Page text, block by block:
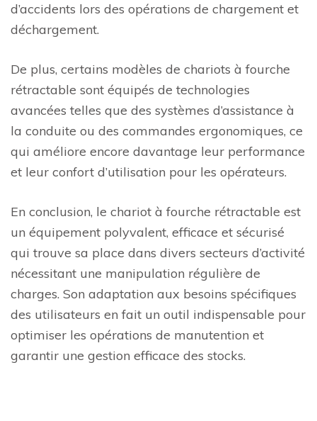
d’accidents lors des opérations de chargement et
déchargement.
De plus, certains modèles de chariots à fourche
rétractable sont équipés de technologies
avancées telles que des systèmes d’assistance à
la conduite ou des commandes ergonomiques, ce
qui améliore encore davantage leur performance
et leur confort d’utilisation pour les opérateurs.
En conclusion, le chariot à fourche rétractable est
un équipement polyvalent, efficace et sécurisé
qui trouve sa place dans divers secteurs d’activité
nécessitant une manipulation régulière de
charges. Son adaptation aux besoins spécifiques
des utilisateurs en fait un outil indispensable pour
optimiser les opérations de manutention et
garantir une gestion efficace des stocks.